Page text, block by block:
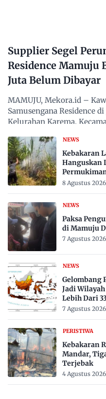
Supplier Segel
Residence Mamuju
Juta Belum Dibayar
MAMUJU, Mekora.id –
Samusengana Residence
Kelurahan Karema,
NEWS
Kebakaran
Hanguskan
8 Agustus 2026
NEWS
Paksa
di Mamuju
7 Agustus 2026
NEWS
Gelombang
Jadi
Lebih Dari
7 Agustus
PERISTIWA
Kebakaran
Mandar,
Terjebak
4 Agustus